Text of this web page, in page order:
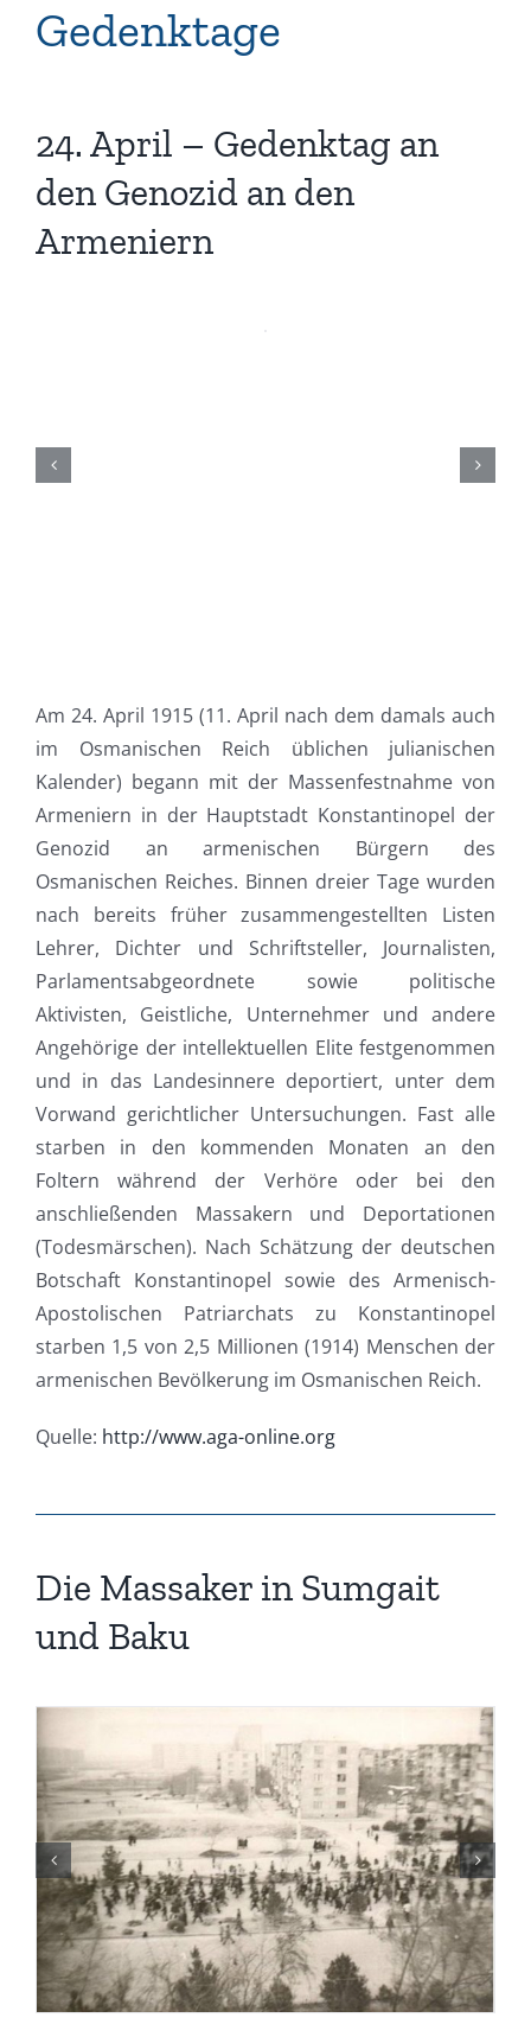
Gedenktage
24. April – Gedenktag an
den Genozid an den
Armeniern
Am 24. April 1915 (11. April nach dem damals auch
im Osmanischen Reich üblichen julianischen
Kalender) begann mit der Massenfestnahme von
Armeniern in der Hauptstadt Konstantinopel der
Genozid an armenischen Bürgern des
Osmanischen Reiches. Binnen dreier Tage wurden
nach bereits früher zusammengestellten Listen
Lehrer, Dichter und Schriftsteller, Journalisten,
Parlamentsabgeordnete sowie politische
Aktivisten, Geistliche, Unternehmer und andere
Angehörige der intellektuellen Elite festgenommen
und in das Landesinnere deportiert, unter dem
Vorwand gerichtlicher Untersuchungen. Fast alle
starben in den kommenden Monaten an den
Foltern während der Verhöre oder bei den
anschließenden Massakern und Deportationen
(Todesmärschen). Nach Schätzung der deutschen
Botschaft Konstantinopel sowie des Armenisch-
Apostolischen Patriarchats zu Konstantinopel
starben 1,5 von 2,5 Millionen (1914) Menschen der
armenischen Bevölkerung im Osmanischen Reich.
Quelle: http://www.aga-online.org
Die Massaker in Sumgait
und Baku